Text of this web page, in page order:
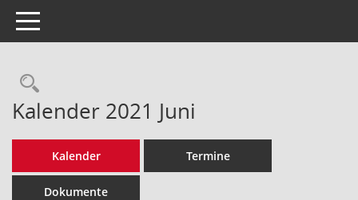
Toggle navigation
Rechercheauswahl
Kalender 2021 Juni
Kalender Termine
Dokumente